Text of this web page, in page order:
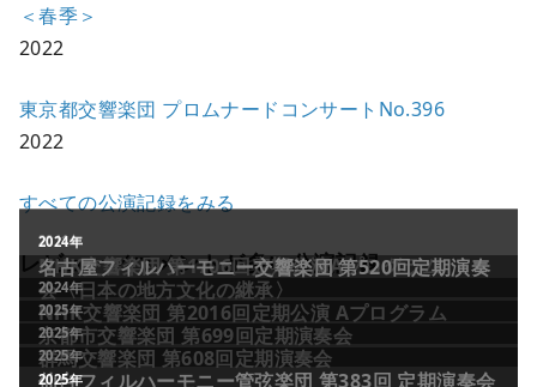
＜春季＞
2022
東京都交響楽団 プロムナードコンサートNo.396
2022
すべての公演記録をみる
レビュー／コメントが多い公演記録